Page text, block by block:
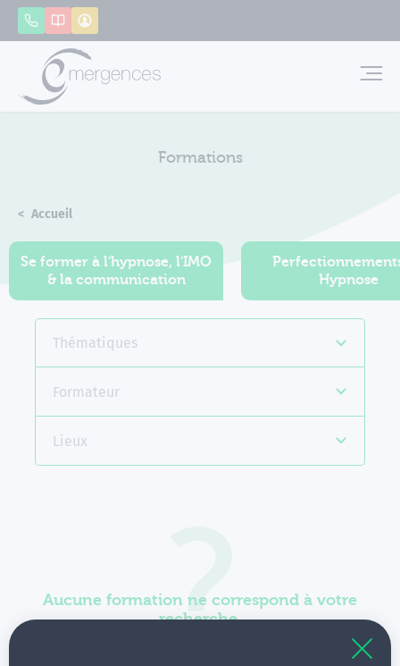
AppelerCatalogue
Formations
Accueil
Se former à l'hypnose, l'IMO
& la communication
Hypnose
Thématiques
Formateur
Lieux
Aucune formation ne correspond à votre
recherche.
Vous pouvez renouveler votre requête en élargissant
Panneau de gestion des cookies